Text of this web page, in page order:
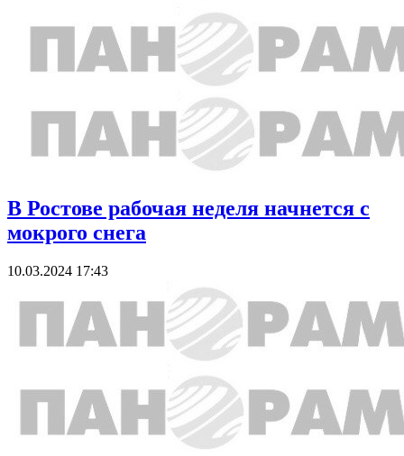
В Ростове рабочая неделя начнется с
мокрого снега
10.03.2024 17:43